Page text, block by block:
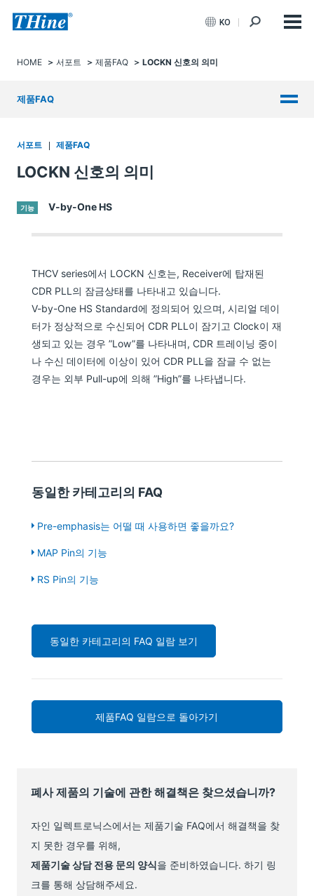
KO
HOME 서포트 제품FAQ LOCKN 신호의 의미
제품FAQ
서포트 제품FAQ
LOCKN 신호의 의미
기능 V-by-One HS
THCV series에서 LOCKN 신호는, Receiver에 탑재된
CDR PLL의 잠금상태를 나타내고 있습니다.
V-by-One HS Standard에 정의되어 있으며, 시리얼 데이
터가 정상적으로 수신되어 CDR PLL이 잠기고 Clock이 재
생되고 있는 경우 ”Low”를 나타내며, CDR 트레이닝 중이
나 수신 데이터에 이상이 있어 CDR PLL을 잠글 수 없는
경우는 외부 Pull-up에 의해 ”High”를 나타냅니다.
동일한 카테고리의 FAQ
Pre-emphasis는 어떨 때 사용하면 좋을까요?
MAP Pin의 기능
RS Pin의 기능
동일한 카테고리의 FAQ 일람 보기
제품FAQ 일람으로 돌아가기
폐사 제품의 기술에 관한 해결책은 찾으셨습니까?
자인 일렉트로닉스에서는 제품기술 FAQ에서 해결책을 찾
지 못한 경우를 위해,
제품기술 상담 전용 문의 양식을 준비하였습니다. 하기 링
크를 통해 상담해주세요.